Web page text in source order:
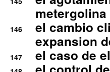
metergolina
146
el cambio
expansion
147 el caso de